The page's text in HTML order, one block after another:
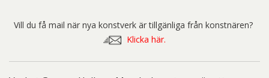
Vill du få mail när nya konstverk är tillgänliga från konstnären?
Klicka här.